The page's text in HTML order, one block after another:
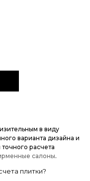
в виду
варианта дизайна и
расчета
салоны.
плитки?